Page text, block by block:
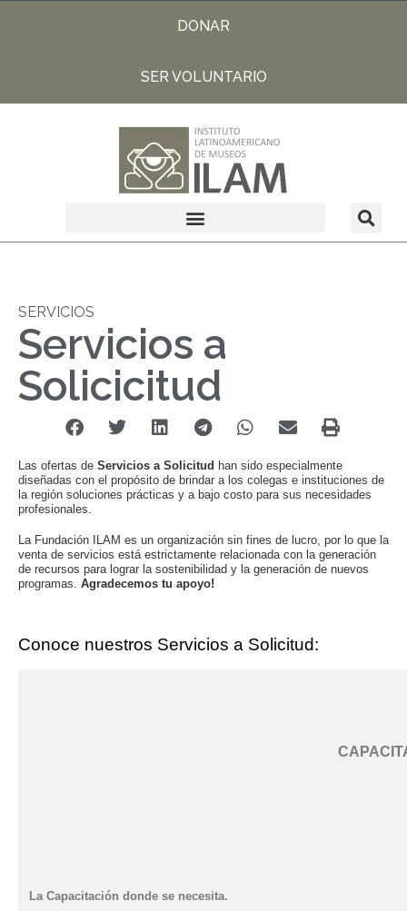
DONAR
SER VOLUNTARIO
SERVICIOS
Servicios a
Solicicitud
Las ofertas de Servicios a Solicitud han sido especialmente
diseñadas con el propósito de brindar a los colegas e instituciones de
la región soluciones prácticas y a bajo costo para sus necesidades
profesionales.
La Fundación ILAM es un organización sin fines de lucro, por lo que la
venta de servicios está estrictamente relacionada con la generación
de recursos para lograr la sostenibilidad y la generación de nuevos
programas. Agradecemos tu apoyo!
Conoce nuestros Servicios a Solicitud:
La Capacitación donde se necesita.